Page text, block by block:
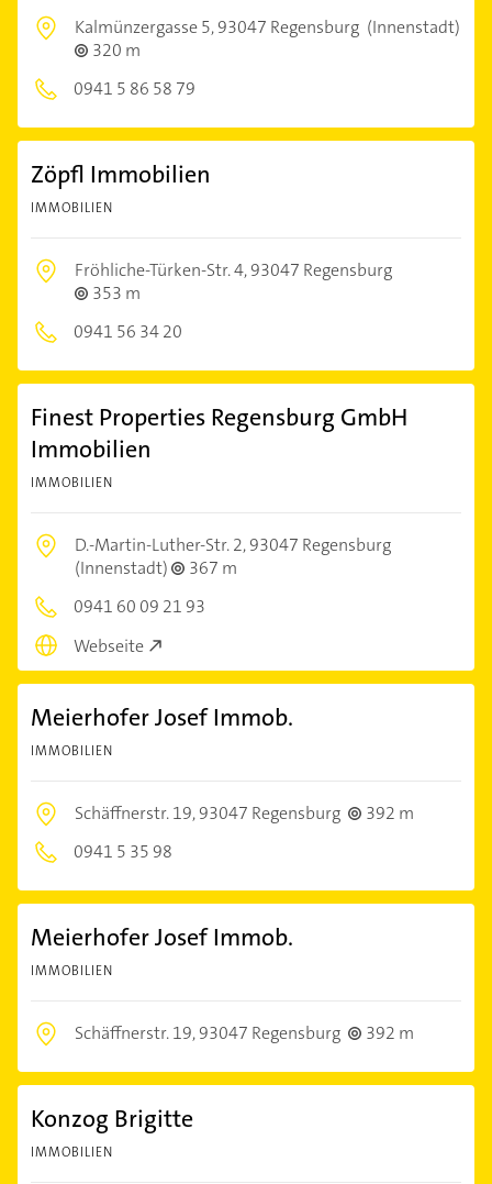
Kalmünzergasse 5,93047 Regensburg (Innenstadt)
320 m
0941 5 86 58 79
Zöpfl Immobilien
IMMOBILIEN
Fröhliche-Türken-Str. 4,93047 Regensburg
353 m
0941 56 34 20
Finest Properties Regensburg GmbH
Immobilien
IMMOBILIEN
D.-Martin-Luther-Str. 2,93047 Regensburg
(Innenstadt)
367 m
0941 60 09 21 93
Webseite
Meierhofer Josef Immob.
IMMOBILIEN
Schäffnerstr. 19,93047 Regensburg
392 m
0941 5 35 98
Meierhofer Josef Immob.
IMMOBILIEN
Schäffnerstr. 19,93047 Regensburg 392 m
Konzog Brigitte
IMMOBILIEN